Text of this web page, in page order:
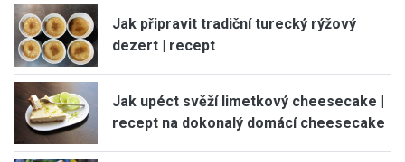
Jak připravit tradiční turecký rýžový
dezert | recept
Jak upéct svěží limetkový cheesecake |
recept na dokonalý domácí cheesecake